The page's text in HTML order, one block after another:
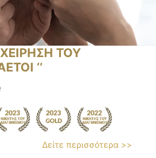
ΤΟΥ
‘’
Δείτε περισσότερα >>